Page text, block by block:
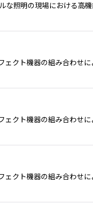
照明の現場における高
クト機器の組み合わせに
クト機器の組み合わせに
クト機器の組み合わせに